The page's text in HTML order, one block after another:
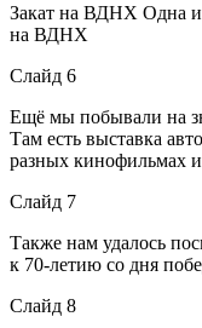
Закат на ВДНХ Одна
на ВДНХ
Слайд 6
Ещё мы побывали на
Там есть выставка
разных кинофильмах
Слайд 7
Также нам удалось
к 70-летию со дня
Слайд 8